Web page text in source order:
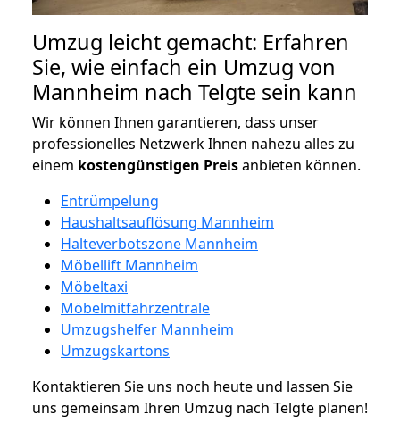
Umzug leicht gemacht: Erfahren
Sie, wie einfach ein Umzug von
Mannheim nach Telgte sein kann
Wir können Ihnen garantieren, dass unser
professionelles Netzwerk Ihnen nahezu alles zu
einem kostengünstigen Preisanbieten können.
Entrümpelung
Haushaltsauflösung Mannheim
Halteverbotszone Mannheim
Möbellift Mannheim
Möbeltaxi
Möbelmitfahrzentrale
Umzugshelfer Mannheim
Umzugskartons
Kontaktieren Sie uns noch heute und lassen Sie
uns gemeinsam Ihren Umzug nach Telgte planen!